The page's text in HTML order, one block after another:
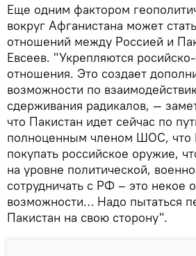
Еще одним фактором
вокруг Афганистана может
отношений между Россией и
Евсеев. "Укрепляются
отношения. Это создает
возможности по
сдерживания радикалов, —
что Пакистан идет сейчас по
полноценным членом ШОС, что
покупать российское оружие,
на уровне политической,
сотрудничать с РФ – это некое
возможности… Надо пытаться
Пакистан на свою сторону".